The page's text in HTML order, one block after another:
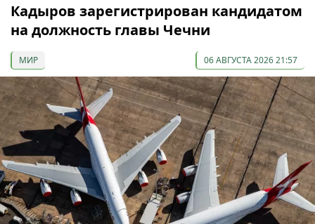
Кадыров зарегистрирован кандидатом
на должность главы Чечни
МИР 06 АВГУСТА 2026 21:57